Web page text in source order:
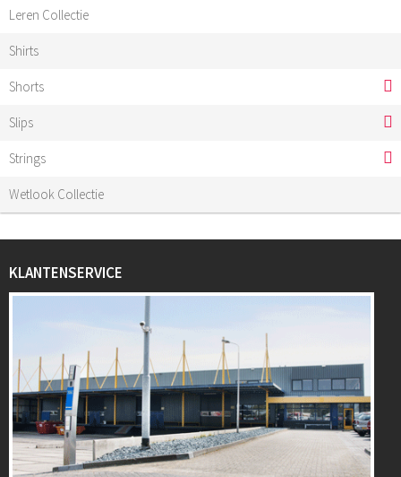
Leren Collectie
Shirts
Shorts
Slips
Strings
Wetlook Collectie
KLANTENSERVICE